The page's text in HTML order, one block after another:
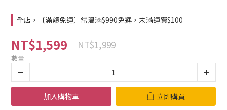
全店，〔滿額免運〕常溫滿$990免運，未滿運費$100
NT$1,599 NT$1,999
數量
加入購物車 立即購買